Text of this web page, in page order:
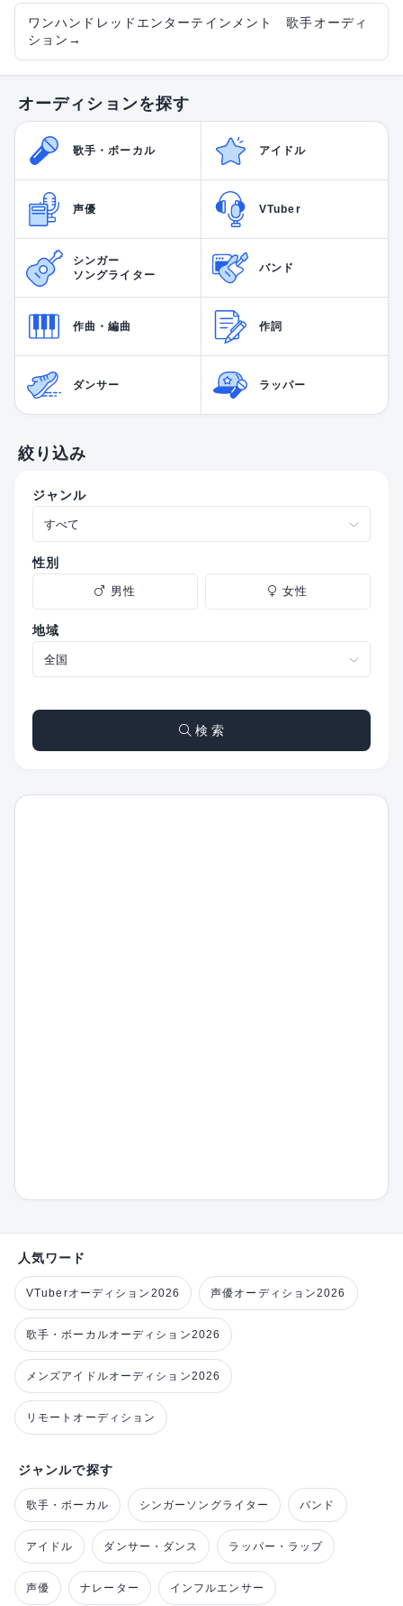
ワンハンドレッドエンターテインメント 歌手オーディ
ション →
オーディションを探す
歌手・ボーカル アイドル
声優 VTuber
シンガー
ソングライター
バンド
作曲・編曲 作詞
ダンサー ラッパー
絞り込み
ジャンル
性別
男性 女性
地域
検 索
人気ワード
VTuberオーディション2026 声優オーディション2026
歌手・ボーカルオーディション2026
メンズアイドルオーディション2026
リモートオーディション
ジャンルで探す
歌手・ボーカル シンガーソングライター バンド
アイドル ダンサー・ダンス ラッパー・ラップ
声優 ナレーター インフルエンサー